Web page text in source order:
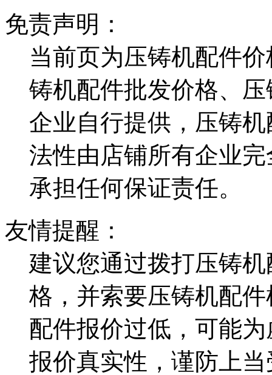
免责声明：
当前页为压铸机配件
铸机配件批发价格、
企业自行提供，压铸
法性由店铺所有企业
承担任何保证责任。
友情提醒：
建议您通过拨打压铸
格，并索要压铸机配
配件报价过低，可能
报价真实性，谨防上